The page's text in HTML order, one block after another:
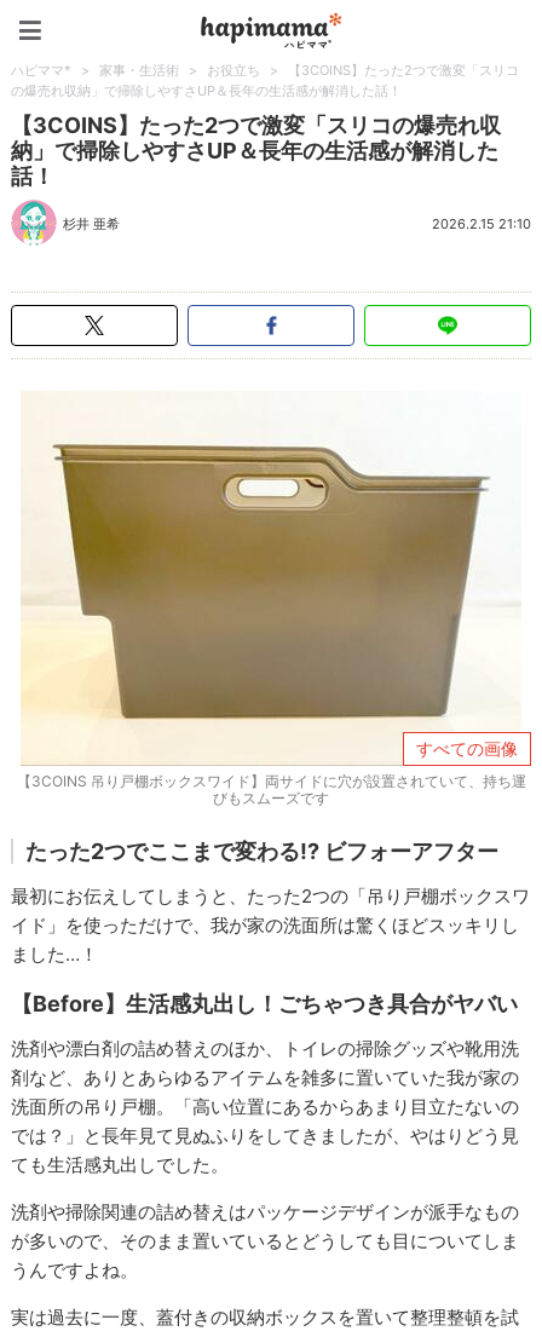
ハピママ* > 家事・生活術 > お役立ち >
【3COINS】たった2つで激変「スリコ
の爆売れ収納」で掃除しやすさUP＆長年の生活感が解消した話！
【3COINS】たった2つで激変「スリコの爆売れ収
納」で掃除しやすさUP＆長年の生活感が解消した
話！
杉井 亜希 2026.2.15 21:10
すべての画像
【3COINS 吊り戸棚ボックスワイド】両サイドに穴が設置されていて、持ち運
びもスムーズです
たった2つでここまで変わる!? ビフォーアフター
最初にお伝えしてしまうと、たった2つの「吊り戸棚ボックスワ
イド」を使っただけで、我が家の洗面所は驚くほどスッキリし
ました…！
【Before】生活感丸出し！ごちゃつき具合がヤバい
洗剤や漂白剤の詰め替えのほか、トイレの掃除グッズや靴用洗
剤など、ありとあらゆるアイテムを雑多に置いていた我が家の
洗面所の吊り戸棚。「高い位置にあるからあまり目立たないの
では？」と長年見て見ぬふりをしてきましたが、やはりどう見
ても生活感丸出しでした。
洗剤や掃除関連の詰め替えはパッケージデザインが派手なもの
が多いので、そのまま置いているとどうしても目についてしま
うんですよね。
実は過去に一度、蓋付きの収納ボックスを置いて整理整頓を試